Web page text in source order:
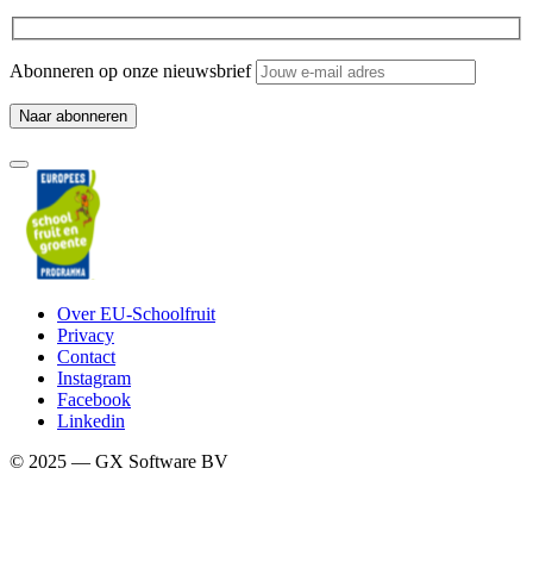
Abonneren op onze nieuwsbrief
Over EU-Schoolfruit
Privacy
Contact
Instagram
Facebook
Linkedin
© 2025 — GX Software BV